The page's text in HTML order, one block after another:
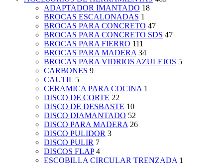
ADAPTADOR IMANTADO 18
BROCAS ESCALONADAS 1
BROCAS PARA CONCRETO 47
BROCAS PARA CONCRETO SDS 47
BROCAS PARA FIERRO 111
BROCAS PARA MADERA 34
BROCAS PARA VIDRIOS AZULEJOS 5
CARBONES 9
CAUTIL 5
CERAMICA PARA COCINA 1
DISCO DE CORTE 22
DISCO DE DESBASTE 10
DISCO DIAMANTADO 52
DISCO PARA MADERA 26
DISCO PULIDOR 3
DISCO PULIR 7
DISCOS FLAP 4
ESCOBILLA CIRCULAR TRENZADA 1